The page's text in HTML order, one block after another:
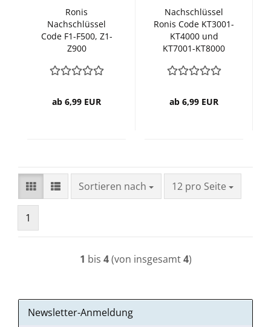
Ronis
Nachschlüssel
Code F1-F500, Z1-
Z900
ab 6,99 EUR
Nachschlüssel
Ronis Code KT3001-
KT4000 und
KT7001-KT8000
ab 6,99 EUR
Sortieren nach
Sortieren nach 12 pro Seite
pro Seite
1
1 bis 4(von insgesamt4)
Newsletter-Anmeldung